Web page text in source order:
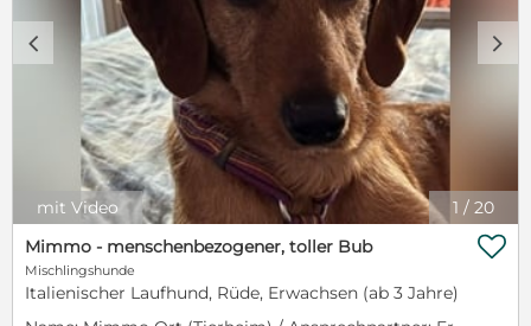
1 / 20
c d
mit Video
Mimmo - menschenbezogener, toller Bub
Mischlingshunde
Italienischer Laufhund, Rüde, Erwachsen (ab 3 Jahre)
